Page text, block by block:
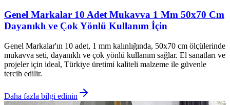
Genel Markalar 10 Adet Mukavva 1 Mm 50x70 Cm
Dayanıklı ve Çok Yönlü Kullanım İçin
Genel Markalar'ın 10 adet, 1 mm kalınlığında, 50x70 cm ölçülerinde
mukavva seti, dayanıklı ve çok yönlü kullanım sağlar. El sanatları ve
projeler için ideal, Türkiye üretimi kaliteli malzeme ile güvenle
tercih edilir.
Daha fazla bilgi edinin